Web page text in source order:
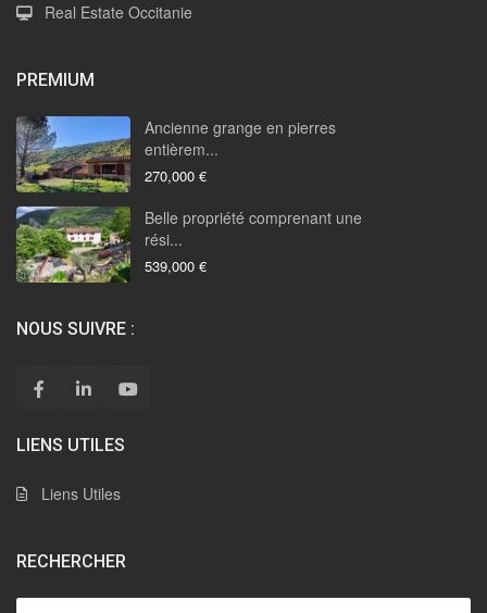
Real Estate Occitanie
PREMIUM
Ancienne grange en pierres
entièrem...
270,000 €
Belle propriété comprenant une
rési...
539,000 €
NOUS SUIVRE :
LIENS UTILES
Liens Utiles
RECHERCHER